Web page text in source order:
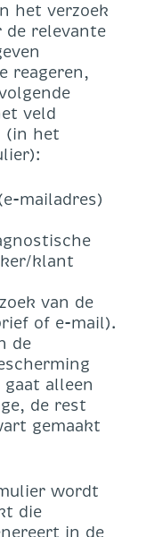
het verzoek
relevante
reageren,
veld
(in het
mailadres)
klant
van de
of e-mail).
de
alleen
de rest
gemaakt
wordt
die
in de